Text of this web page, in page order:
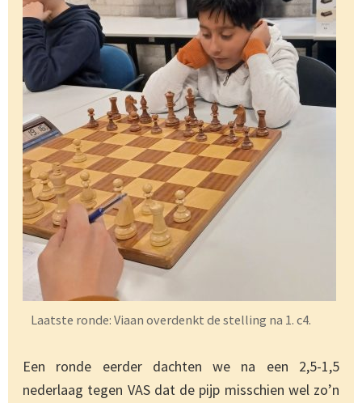
Laatste ronde: Viaan overdenkt de stelling na 1. c4.
Een ronde eerder dachten we na een 2,5-1,5
nederlaag tegen VAS dat de pijp misschien wel zo’n